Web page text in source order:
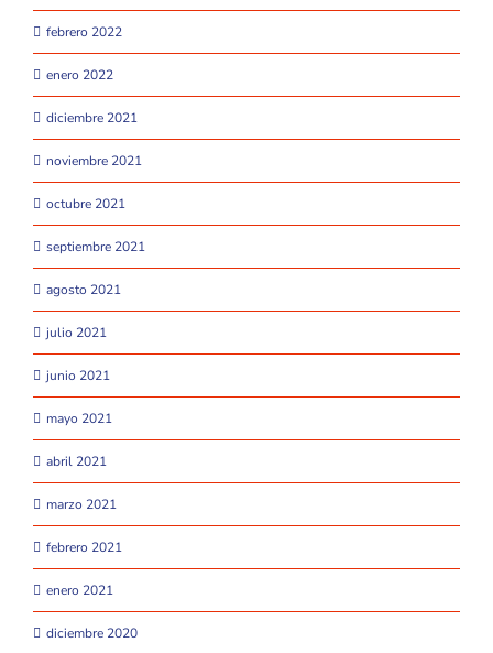
febrero 2022
enero 2022
diciembre 2021
noviembre 2021
octubre 2021
septiembre 2021
agosto 2021
julio 2021
junio 2021
mayo 2021
abril 2021
marzo 2021
febrero 2021
enero 2021
diciembre 2020